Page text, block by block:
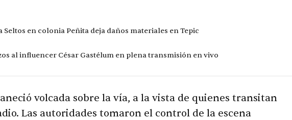
Seltos en colonia Peñita deja daños materiales en Tepic
al influencer César Gastélum en plena transmisión en vivo
volcada sobre la vía, a la vista de quienes transitan
Las autoridades tomaron el control de la escena